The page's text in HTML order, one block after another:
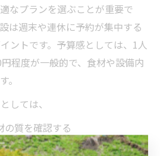
なプランを選ぶことが重要で
は週末や連休に予約が集中する
ントです。予算感としては、1人
程度が一般的で、食材や設備内
。
しては、
の質を確認する
イレ・電源など）の充実度をチェ